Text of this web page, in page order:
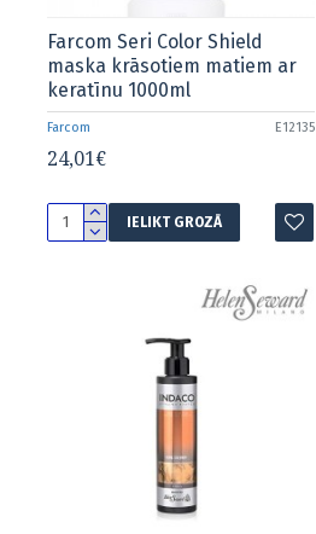
Farcom E12135
Farcom Seri Color Shield
maska krāsotiem matiem ar
keratīnu 1000ml
24,01€
IELIKT GROZĀ